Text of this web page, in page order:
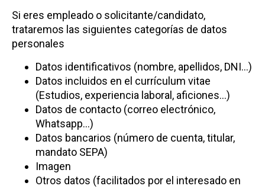
Si eres empleado o solicitante/candidato,
trataremos las siguientes categorías de datos
personales
Datos identificativos (nombre, apellidos, DNI…)
Datos incluidos en el currículum vitae
(Estudios, experiencia laboral, aficiones…)
Datos de contacto (correo electrónico,
Whatsapp…)
Datos bancarios (número de cuenta, titular,
mandato SEPA)
Imagen
Otros datos (facilitados por el interesado en